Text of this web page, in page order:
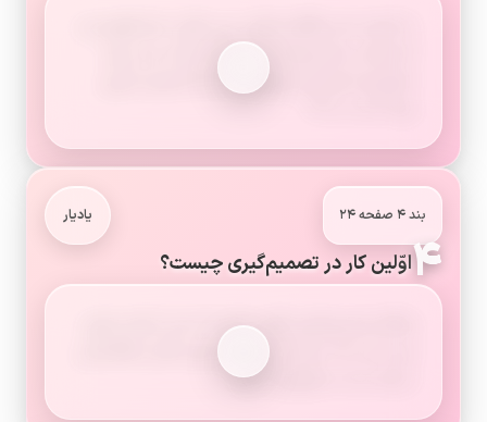
که همه ی تصمیم‌ها یک نتیجه ندارند و از روی
نتایج هر تصمیم می‌فهمیم که آیا تصمیم خوبی
بند ۴ صفحه ۲۴ یادیار
۴اوّلین کار در تصمیم‌گیری چیست؟
هنگام تصمیم‌گیری اوّلین کاری که باید انجام دهیم
این است که درباره ی موضوع خوب فکر و اطّلاعاتی
درباره ی آن جمع‌آوری کنیم.